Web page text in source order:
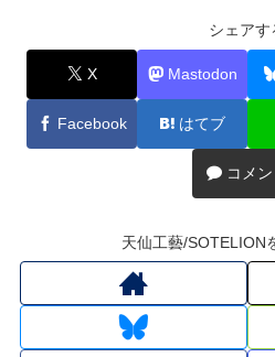
シェアす
X Mastodon
Facebook はてブ
コメン
天仙工藝/SOTELION